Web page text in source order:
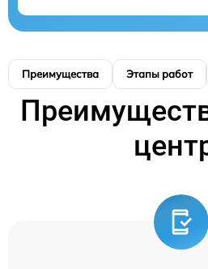
Преимущества Этапы работ